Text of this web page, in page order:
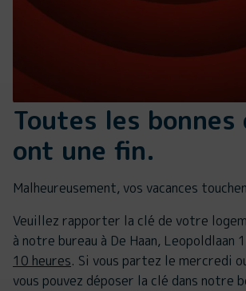
Toutes les bonnes
ont une fin.
Malheureusement, vos vacances
Veuillez rapporter la clé de votre
à notre bureau à De Haan, Leopoldlaan
10 heures. Si vous partez le mercredi
vous pouvez déposer la clé dans notre